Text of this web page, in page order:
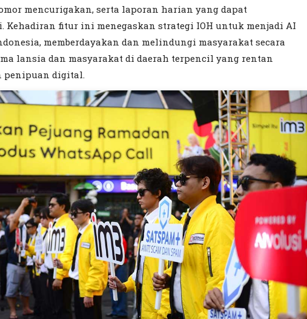
mencurigakan, serta laporan harian yang dapat
Kehadiran fitur ini menegaskan strategi IOH untuk menjadi AI
memberdayakan dan melindungi masyarakat secara
lansia dan masyarakat di daerah terpencil yang rentan
penipuan digital.